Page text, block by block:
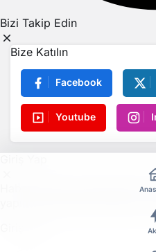
Bizi Takip Edin
Bize Katılın
Facebook
Youtube
Haber Nida